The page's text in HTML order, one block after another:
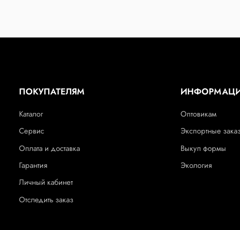
ПОКУПАТЕЛЯМ
Каталог
Сервис
Оплата и доставка
Гарантия
Личный кабинет
Отследить заказ
Оптовикам
Экспортные
Выкуп формы
Экология